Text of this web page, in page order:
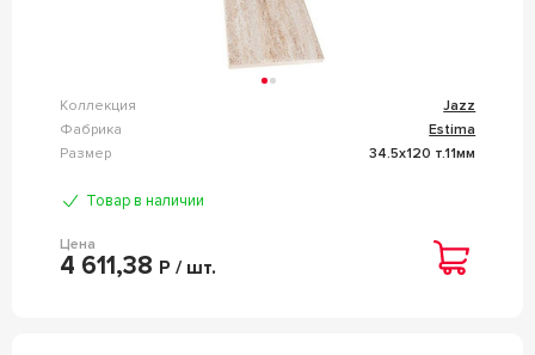
Коллекция
Jazz
Фабрика
Estima
Размер
34.5x120 т.11мм
Товар в наличии
Цена
4 611,38 Р / шт.